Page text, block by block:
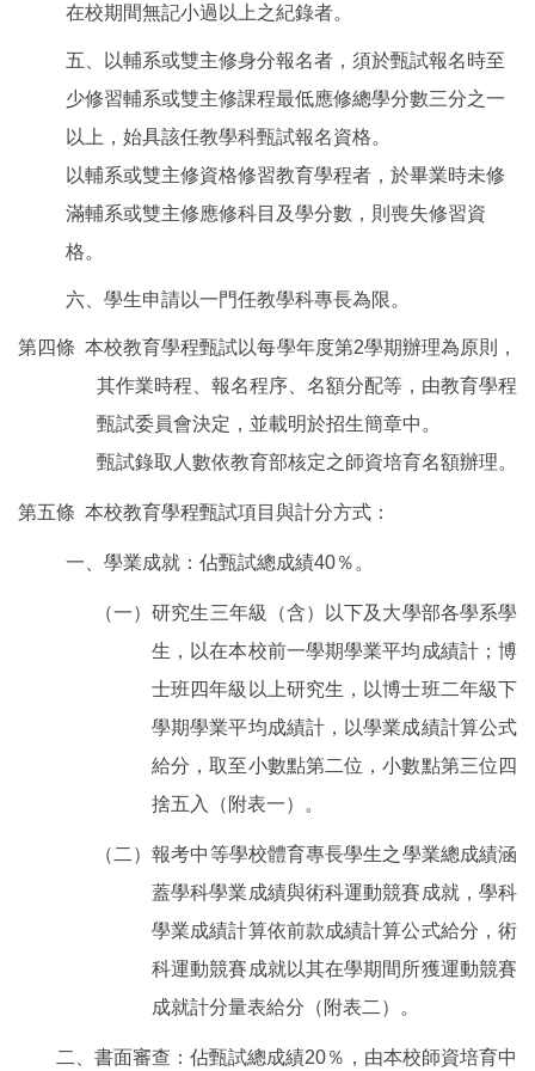
在校期間無記小過以上之紀錄者。
五、以輔系或雙主修身分報名者，須於甄試報名時至
少修習輔系或雙主修課程最低應修總學分數三分之一
以上，始具該任教學科甄試報名資格。
以輔系或雙主修資格修習教育學程者，於畢業時未修
滿輔系或雙主修應修科目及學分數，則喪失修習資
格。
六、學生申請以一門任教學科專長為限。
第四條 本校教育學程甄試以每學年度第2學期辦理為原則，
其作業時程、報名程序、名額分配等，由教育學程
甄試委員會決定，並載明於招生簡章中。
甄試錄取人數依教育部核定之師資培育名額辦理。
第五條 本校教育學程甄試項目與計分方式：
一、學業成就：佔甄試總成績40％。
（一）研究生三年級（含）以下及大學部各學系學
生，以在本校前一學期學業平均成績計；博
士班四年級以上研究生，以博士班二年級下
學期學業平均成績計，以學業成績計算公式
給分，取至小數點第二位，小數點第三位四
捨五入（附表一）。
（二）報考中等學校體育專長學生之學業總成績涵
蓋學科學業成績與術科運動競賽成就，學科
學業成績計算依前款成績計算公式給分，術
科運動競賽成就以其在學期間所獲運動競賽
成就計分量表給分（附表二）。
二、書面審查：佔甄試總成績20％，由本校師資培育中